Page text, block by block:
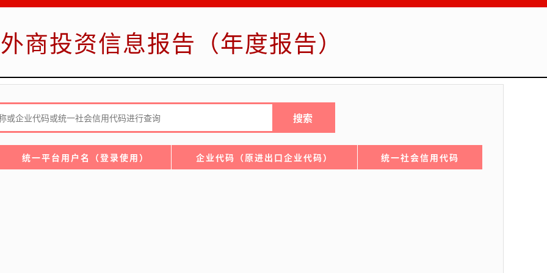
外商投资信息报告（年度报告）
统一平台用户名（登录使用） 企业代码（原进出口企业代码） 统一社会信用代码